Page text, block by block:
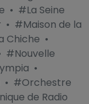
• #La Seine
• #Maison de la
Chiche •
#Nouvelle
•
• #Orchestre
de Radio